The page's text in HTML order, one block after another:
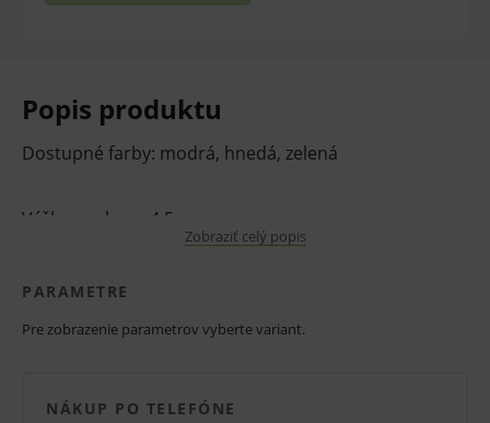
Popis produktu
Dostupné farby: modrá, hnedá, zelená
Výška s vekom: 4,5 cm.
tovaru nie je z dôvodu ochrany zdravia alebo
hygienických dôvodov možné odstúpiť od kúpnej
Zobraziť celý popis
PARAMETRE
Pre zobrazenie parametrov vyberte variant.
NÁKUP PO TELEFÓNE